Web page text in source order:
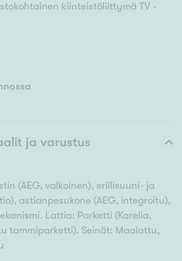
kiinteistöliittymä TV -
ja varustus
(AEG, valkoinen), erillisuuni- ja
astianpesukone (AEG, integroitu),
Lattia: Parketti (Karelia,
tammiparketti). Seinät: Maalattu,